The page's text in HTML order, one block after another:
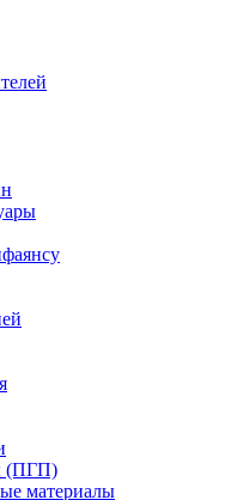
(ПГП)
материалы